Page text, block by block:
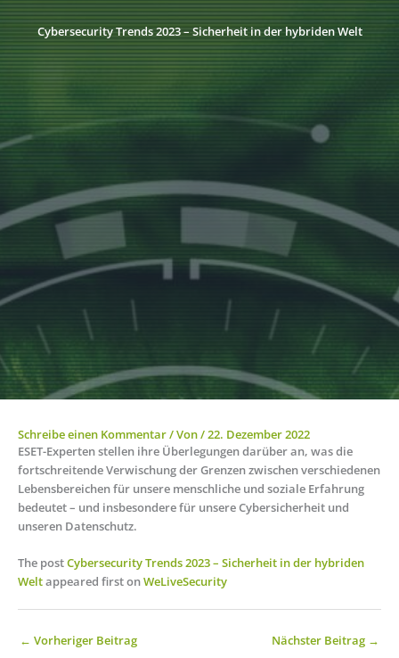
Cybersecurity Trends 2023 – Sicherheit in der hybriden Welt
Schreibe einen Kommentar/ Von/22. Dezember 2022
ESET-Experten stellen ihre Überlegungen darüber an, was die
fortschreitende Verwischung der Grenzen zwischen verschiedenen
Lebensbereichen für unsere menschliche und soziale Erfahrung
bedeutet – und insbesondere für unsere Cybersicherheit und
unseren Datenschutz.
The postCybersecurity Trends 2023 – Sicherheit in der hybriden
Weltappeared first onWeLiveSecurity
← Vorheriger Beitrag Nächster Beitrag →